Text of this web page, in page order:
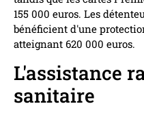
155 000 euros. Les
bénéficient d'une
atteignant 620 000 euros.
L'assistance
sanitaire